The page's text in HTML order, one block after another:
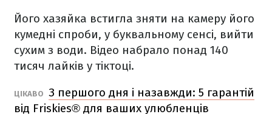
Його хазяйка встигла зняти на камеру його
кумедні спроби, у буквальному сенсі, вийти
сухим з води. Відео набрало понад 140
тисяч лайків у тіктоці.
ЦІКАВО З першого дня і назавжди: 5 гарантій
від Friskies® для ваших улюбленців